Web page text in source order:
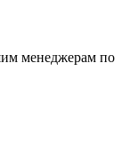
менеджерам по